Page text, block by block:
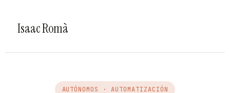
Isaac Romà
AUTÓNOMOS · AUTOMATIZACIÓN